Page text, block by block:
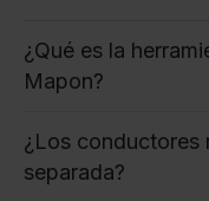
¿Qué es la
Mapon?
¿Los conductores
separada?